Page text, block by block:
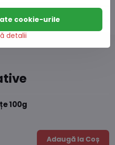
100g
Adaugă la Coș
detalii
cookie-urile